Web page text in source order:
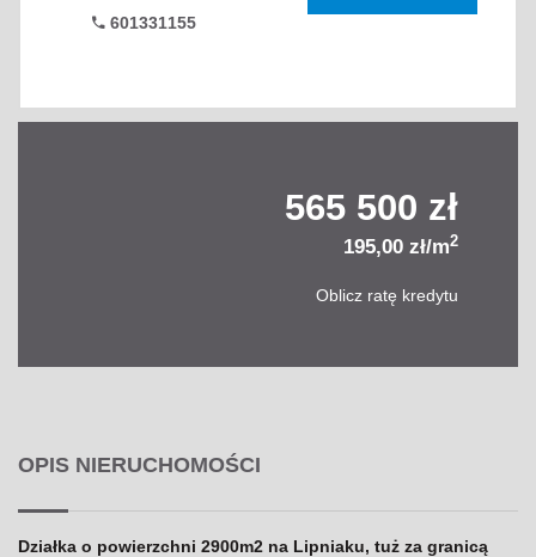
601331155
565 500 zł
195,00 zł/m2
Oblicz ratę kredytu
OPIS NIERUCHOMOŚCI
Działka o powierzchni 2900m2 na Lipniaku, tuż za granicą